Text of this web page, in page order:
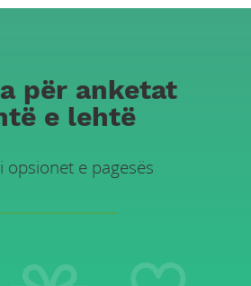
për anketat
e lehtë
opsionet e pagesës